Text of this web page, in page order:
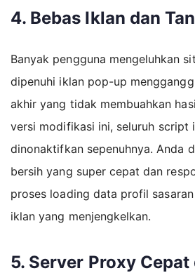
4. Bebas Iklan dan
Banyak pengguna mengeluhkan
dipenuhi iklan pop-up
akhir yang tidak membuahkan
versi modifikasi ini, seluruh script
dinonaktifkan sepenuhnya. Anda
bersih yang super cepat dan
proses loading data profil
iklan yang menjengkelkan.
5. Server Proxy